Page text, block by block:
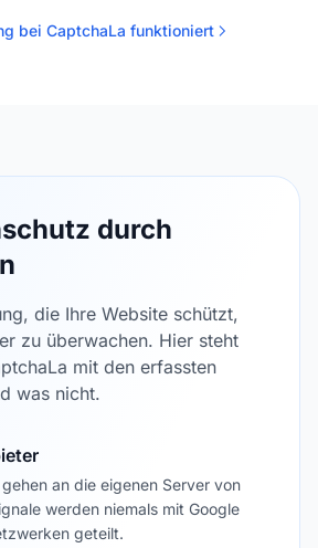
bei CaptchaLa funktioniert
durch
die Ihre Website schützt,
zu überwachen. Hier steht
mit den erfassten
was nicht.
an die eigenen Server von
werden niemals mit Google
geteilt.